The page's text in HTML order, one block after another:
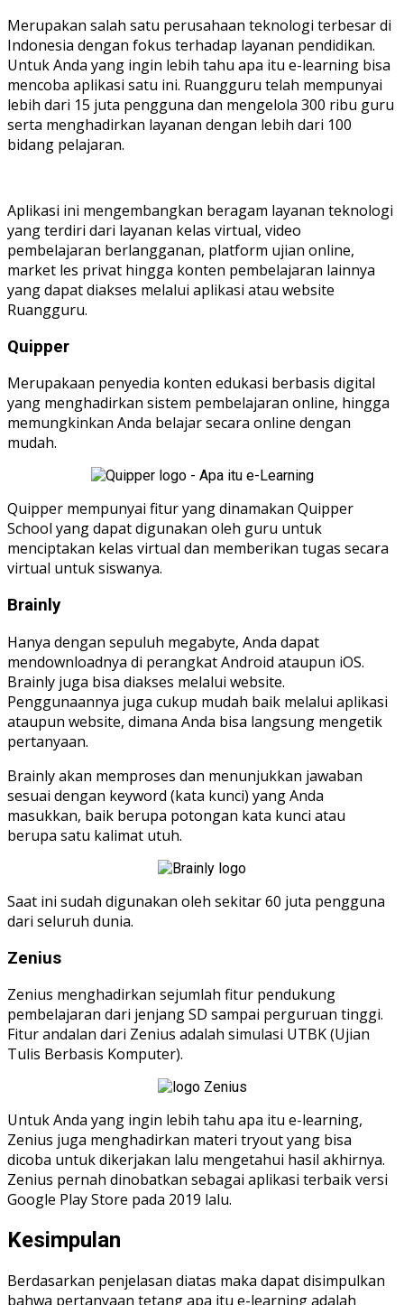
Merupakan salah satu perusahaan teknologi terbesar di
Indonesia dengan fokus terhadap layanan pendidikan.
Untuk Anda yang ingin lebih tahu apa itu e-learning bisa
mencoba aplikasi satu ini. Ruangguru telah mempunyai
lebih dari 15 juta pengguna dan mengelola 300 ribu guru
serta menghadirkan layanan dengan lebih dari 100
bidang pelajaran.
Aplikasi ini mengembangkan beragam layanan teknologi
yang terdiri dari layanan kelas virtual, video
pembelajaran berlangganan, platform ujian online,
market les privat hingga konten pembelajaran lainnya
yang dapat diakses melalui aplikasi atau website
Ruangguru.
Quipper
Merupakaan penyedia konten edukasi berbasis digital
yang menghadirkan sistem pembelajaran online, hingga
memungkinkan Anda belajar secara online dengan
mudah.
Quipper mempunyai fitur yang dinamakan Quipper
School yang dapat digunakan oleh guru untuk
menciptakan kelas virtual dan memberikan tugas secara
virtual untuk siswanya.
Brainly
Hanya dengan sepuluh megabyte, Anda dapat
mendownloadnya di perangkat Android ataupun iOS.
Brainly juga bisa diakses melalui website.
Penggunaannya juga cukup mudah baik melalui aplikasi
ataupun website, dimana Anda bisa langsung mengetik
pertanyaan.
Brainly akan memproses dan menunjukkan jawaban
sesuai dengan keyword (kata kunci) yang Anda
masukkan, baik berupa potongan kata kunci atau
berupa satu kalimat utuh.
Saat ini sudah digunakan oleh sekitar 60 juta pengguna
dari seluruh dunia.
Zenius
Zenius menghadirkan sejumlah fitur pendukung
pembelajaran dari jenjang SD sampai perguruan tinggi.
Fitur andalan dari Zenius adalah simulasi UTBK (Ujian
Tulis Berbasis Komputer).
Untuk Anda yang ingin lebih tahu apa itu e-learning,
Zenius juga menghadirkan materi tryout yang bisa
dicoba untuk dikerjakan lalu mengetahui hasil akhirnya.
Zenius pernah dinobatkan sebagai aplikasi terbaik versi
Google Play Store pada 2019 lalu.
Kesimpulan
Berdasarkan penjelasan diatas maka dapat disimpulkan
bahwa pertanyaan tetang apa itu e-learning adalah